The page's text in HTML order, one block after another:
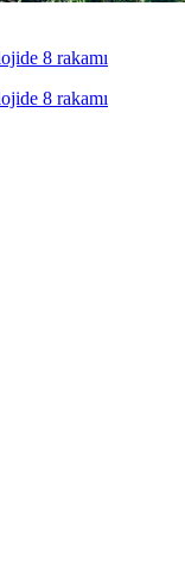
8 rakamı
8 rakamı